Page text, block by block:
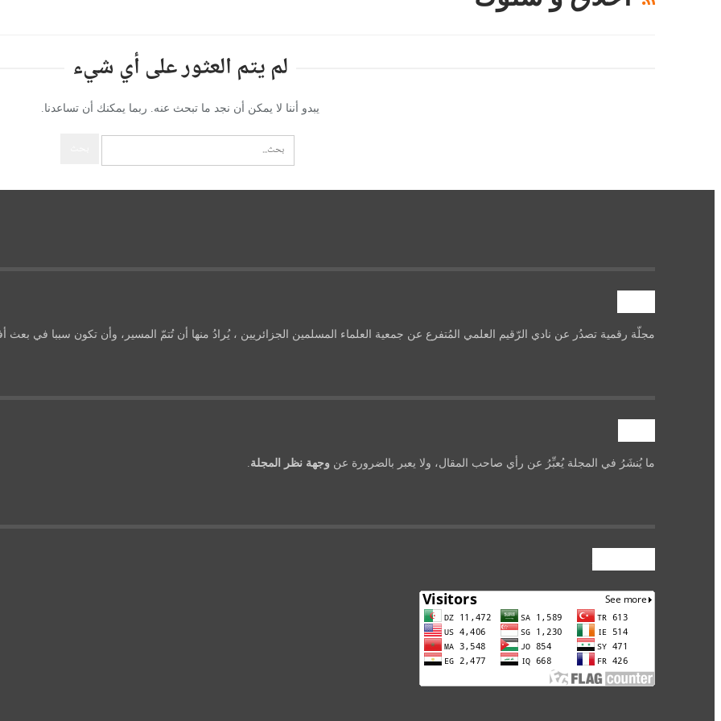
لم يتم العثور على أي شيء
يبدو أننا لا يمكن أن نجد ما تبحث عنه. ربما يمكنك أن تساعدنا.
مجلّة رقمية تصدُر عن نادي الرّقيم العلمي المُتفرع عن جمعية العلماء المسلمين الجزائريين ، يُرادُ منها أن تُتمّ المسير، وأن تكون سببا في بعث
ما يُنشَرُ في المجلة يُعبِّرُ عن رأي صاحب المقال، ولا يعبر بالضرورة عن وجهة نظر المجلة